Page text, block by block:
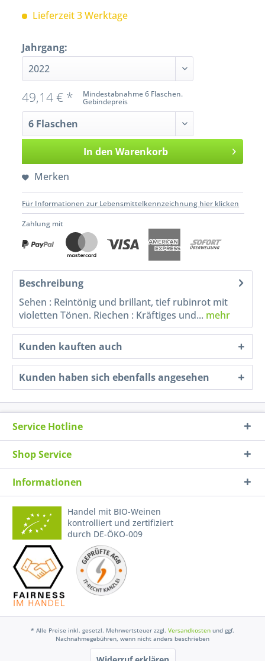
Lieferzeit 3 Werktage
Jahrgang:
Mindestabnahme 6 Flaschen.
Gebindepreis
49,14 € *
In den Warenkorb
Merken
Für Informationen zur Lebensmittelkennzeichnung hier klicken
Zahlung mit
Beschreibung
Sehen : Reintönig und brillant, tief rubinrot mit
violetten Tönen. Riechen : Kräftiges und... mehr
Kunden kauften auch
Kunden haben sich ebenfalls angesehen
Service Hotline
Shop Service
Informationen
Handel mit BIO-Weinen
kontrolliert und zertifiziert
durch DE-ÖKO-009
* Alle Preise inkl. gesetzl. Mehrwertsteuer zzgl. Versandkosten und ggf.
Nachnahmegebühren, wenn nicht anders beschrieben